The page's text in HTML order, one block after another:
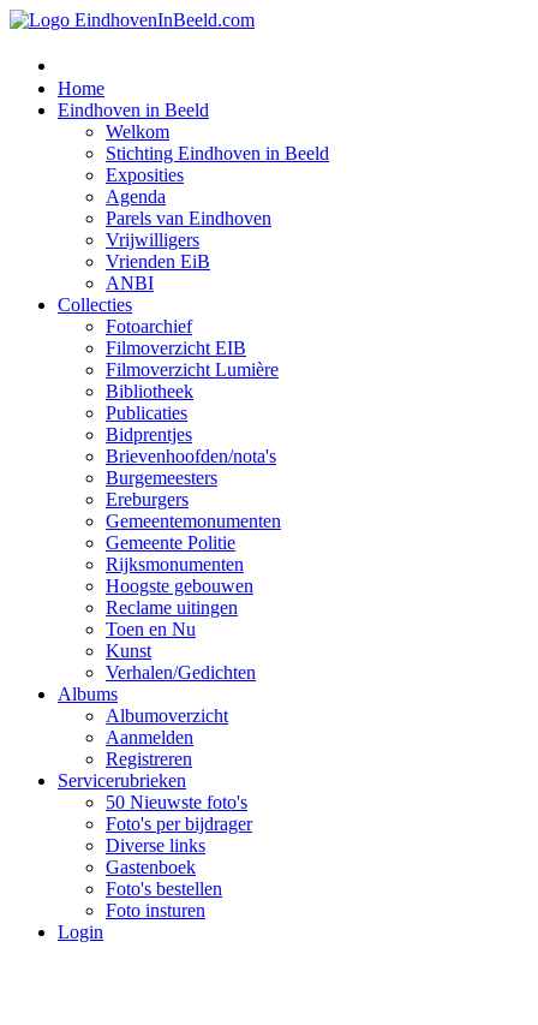
Home
Eindhoven in Beeld
Welkom
Stichting Eindhoven in Beeld
Exposities
Agenda
Parels van Eindhoven
Vrijwilligers
Vrienden EiB
ANBI
Collecties
Fotoarchief
Filmoverzicht EIB
Filmoverzicht Lumière
Bibliotheek
Publicaties
Bidprentjes
Brievenhoofden/nota's
Burgemeesters
Ereburgers
Gemeentemonumenten
Gemeente Politie
Rijksmonumenten
Hoogste gebouwen
Reclame uitingen
Toen en Nu
Kunst
Verhalen/Gedichten
Albums
Albumoverzicht
Aanmelden
Registreren
Servicerubrieken
50 Nieuwste foto's
Foto's per bijdrager
Diverse links
Gastenboek
Foto's bestellen
Foto insturen
Login